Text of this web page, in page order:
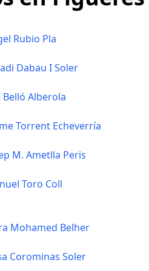
Rubio Pla
Dabau I Soler
Belló Alberola
Torrent Echeverría
M. Ametlla Peris
Toro Coll
Mohamed Belher
Corominas Soler